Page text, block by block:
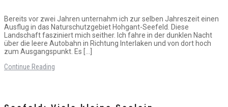
Bereits vor zwei Jahren unternahm ich zur selben Jahreszeit einen
Ausflug in das Naturschutzgebiet Hohgant-Seefeld. Diese
Landschaft fasziniert mich seither. Ich fahre in der dunklen Nacht
über die leere Autobahn in Richtung Interlaken und von dort hoch
zum Ausgangspunkt. Es […]
Continue Reading